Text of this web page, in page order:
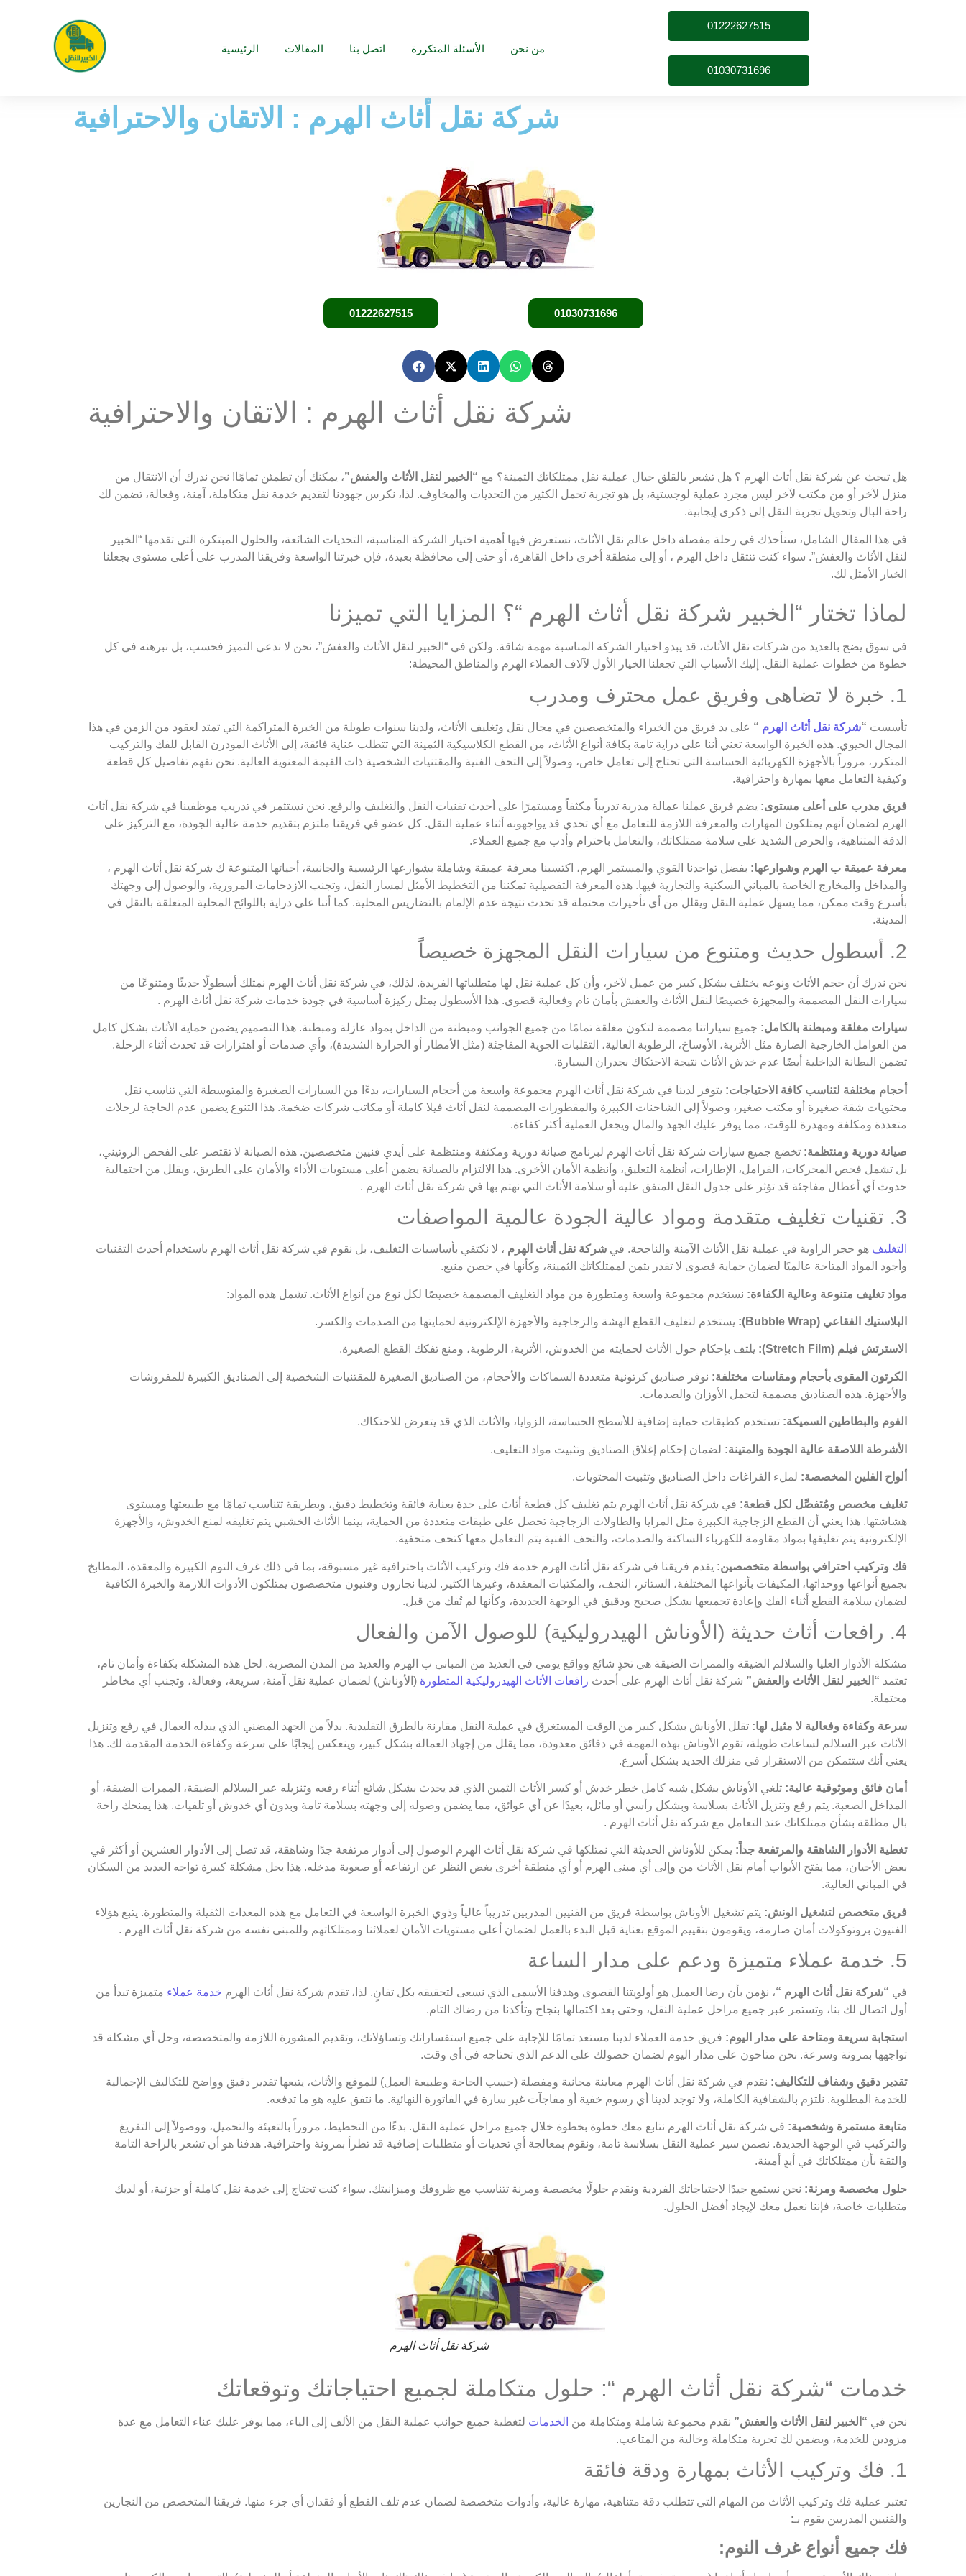
الرئيسية المقالات اتصل بنا الأسئلة المتكررة من نحن
01222627515
01030731696
شركة نقل أثاث الهرم : الاتقان والاحترافية
01222627515 01030731696
شركة نقل أثاث الهرم : الاتقان والاحترافية
هل تبحث عن شركة نقل أثاث الهرم ؟ هل تشعر بالقلق حيال عملية نقل ممتلكاتك الثمينة؟ مع “الخبير لنقل الأثاث والعفش”، يمكنك أن تطمئن تمامًا! نحن ندرك أن الانتقال من
منزل لآخر أو من مكتب لآخر ليس مجرد عملية لوجستية، بل هو تجربة تحمل الكثير من التحديات والمخاوف. لذا، نكرس جهودنا لتقديم خدمة نقل متكاملة، آمنة، وفعالة، تضمن لك
راحة البال وتحويل تجربة النقل إلى ذكرى إيجابية.
في هذا المقال الشامل، سنأخذك في رحلة مفصلة داخل عالم نقل الأثاث، نستعرض فيها أهمية اختيار الشركة المناسبة، التحديات الشائعة، والحلول المبتكرة التي تقدمها “الخبير
لنقل الأثاث والعفش”. سواء كنت تنتقل داخل الهرم ، أو إلى منطقة أخرى داخل القاهرة، أو حتى إلى محافظة بعيدة، فإن خبرتنا الواسعة وفريقنا المدرب على أعلى مستوى يجعلنا
الخيار الأمثل لك.
لماذا تختار “الخبير شركة نقل أثاث الهرم “؟ المزايا التي تميزنا
في سوق يضج بالعديد من شركات نقل الأثاث، قد يبدو اختيار الشركة المناسبة مهمة شاقة. ولكن في “الخبير لنقل الأثاث والعفش”، نحن لا ندعي التميز فحسب، بل نبرهنه في كل
خطوة من خطوات عملية النقل. إليك الأسباب التي تجعلنا الخيار الأول لآلاف العملاء الهرم والمناطق المحيطة:
1. خبرة لا تضاهى وفريق عمل محترف ومدرب
تأسست “شركة نقل أثاث الهرم “ على يد فريق من الخبراء والمتخصصين في مجال نقل وتغليف الأثاث، ولدينا سنوات طويلة من الخبرة المتراكمة التي تمتد لعقود من الزمن في هذا
المجال الحيوي. هذه الخبرة الواسعة تعني أننا على دراية تامة بكافة أنواع الأثاث، من القطع الكلاسيكية الثمينة التي تتطلب عناية فائقة، إلى الأثاث المودرن القابل للفك والتركيب
المتكرر، مروراً بالأجهزة الكهربائية الحساسة التي تحتاج إلى تعامل خاص، وصولاً إلى التحف الفنية والمقتنيات الشخصية ذات القيمة المعنوية العالية. نحن نفهم تفاصيل كل قطعة
وكيفية التعامل معها بمهارة واحترافية.
فريق مدرب على أعلى مستوى: يضم فريق عملنا عمالة مدربة تدريباً مكثفاً ومستمرًا على أحدث تقنيات النقل والتغليف والرفع. نحن نستثمر في تدريب موظفينا في شركة نقل أثاث
الهرم لضمان أنهم يمتلكون المهارات والمعرفة اللازمة للتعامل مع أي تحدي قد يواجهونه أثناء عملية النقل. كل عضو في فريقنا ملتزم بتقديم خدمة عالية الجودة، مع التركيز على
الدقة المتناهية، والحرص الشديد على سلامة ممتلكاتك، والتعامل باحترام وأدب مع جميع العملاء.
معرفة عميقة ب الهرم وشوارعها: بفضل تواجدنا القوي والمستمر الهرم، اكتسبنا معرفة عميقة وشاملة بشوارعها الرئيسية والجانبية، أحيائها المتنوعة ك شركة نقل أثاث الهرم ،
والمداخل والمخارج الخاصة بالمباني السكنية والتجارية فيها. هذه المعرفة التفصيلية تمكننا من التخطيط الأمثل لمسار النقل، وتجنب الازدحامات المرورية، والوصول إلى وجهتك
بأسرع وقت ممكن، مما يسهل عملية النقل ويقلل من أي تأخيرات محتملة قد تحدث نتيجة عدم الإلمام بالتضاريس المحلية. كما أننا على دراية باللوائح المحلية المتعلقة بالنقل في
المدينة.
2. أسطول حديث ومتنوع من سيارات النقل المجهزة خصيصاً
نحن ندرك أن حجم الأثاث ونوعه يختلف بشكل كبير من عميل لآخر، وأن كل عملية نقل لها متطلباتها الفريدة. لذلك، في شركة نقل أثاث الهرم نمتلك أسطولًا حديثًا ومتنوعًا من
سيارات النقل المصممة والمجهزة خصيصًا لنقل الأثاث والعفش بأمان تام وفعالية قصوى. هذا الأسطول يمثل ركيزة أساسية في جودة خدمات شركة نقل أثاث الهرم .
سيارات مغلقة ومبطنة بالكامل: جميع سياراتنا مصممة لتكون مغلقة تمامًا من جميع الجوانب ومبطنة من الداخل بمواد عازلة ومبطنة. هذا التصميم يضمن حماية الأثاث بشكل كامل
من العوامل الخارجية الضارة مثل الأتربة، الأوساخ، الرطوبة العالية، التقلبات الجوية المفاجئة (مثل الأمطار أو الحرارة الشديدة)، وأي صدمات أو اهتزازات قد تحدث أثناء الرحلة.
تضمن البطانة الداخلية أيضًا عدم خدش الأثاث نتيجة الاحتكاك بجدران السيارة.
أحجام مختلفة لتناسب كافة الاحتياجات: يتوفر لدينا في شركة نقل أثاث الهرم مجموعة واسعة من أحجام السيارات، بدءًا من السيارات الصغيرة والمتوسطة التي تناسب نقل
محتويات شقة صغيرة أو مكتب صغير، وصولاً إلى الشاحنات الكبيرة والمقطورات المصممة لنقل أثاث فيلا كاملة أو مكاتب شركات ضخمة. هذا التنوع يضمن عدم الحاجة لرحلات
متعددة ومكلفة ومهدرة للوقت، مما يوفر عليك الجهد والمال ويجعل العملية أكثر كفاءة.
صيانة دورية ومنتظمة: تخضع جميع سيارات شركة نقل أثاث الهرم لبرنامج صيانة دورية ومكثفة ومنتظمة على أيدي فنيين متخصصين. هذه الصيانة لا تقتصر على الفحص الروتيني،
بل تشمل فحص المحركات، الفرامل، الإطارات، أنظمة التعليق، وأنظمة الأمان الأخرى. هذا الالتزام بالصيانة يضمن أعلى مستويات الأداء والأمان على الطريق، ويقلل من احتمالية
حدوث أي أعطال مفاجئة قد تؤثر على جدول النقل المتفق عليه أو سلامة الأثاث التي نهتم بها في شركة نقل أثاث الهرم .
3. تقنيات تغليف متقدمة ومواد عالية الجودة عالمية المواصفات
التغليف هو حجر الزاوية في عملية نقل الأثاث الآمنة والناجحة. في شركة نقل أثاث الهرم ، لا نكتفي بأساسيات التغليف، بل نقوم في شركة نقل أثاث الهرم باستخدام أحدث التقنيات
وأجود المواد المتاحة عالميًا لضمان حماية قصوى لا تقدر بثمن لممتلكاتك الثمينة، وكأنها في حصن منيع.
مواد تغليف متنوعة وعالية الكفاءة: نستخدم مجموعة واسعة ومتطورة من مواد التغليف المصممة خصيصًا لكل نوع من أنواع الأثاث. تشمل هذه المواد:
البلاستيك الفقاعي (Bubble Wrap): يستخدم لتغليف القطع الهشة والزجاجية والأجهزة الإلكترونية لحمايتها من الصدمات والكسر.
الاسترتش فيلم (Stretch Film): يلتف بإحكام حول الأثاث لحمايته من الخدوش، الأتربة، الرطوبة، ومنع تفكك القطع الصغيرة.
الكرتون المقوى بأحجام ومقاسات مختلفة: نوفر صناديق كرتونية متعددة السماكات والأحجام، من الصناديق الصغيرة للمقتنيات الشخصية إلى الصناديق الكبيرة للمفروشات
والأجهزة. هذه الصناديق مصممة لتحمل الأوزان والصدمات.
الفوم والبطاطين السميكة: تستخدم كطبقات حماية إضافية للأسطح الحساسة، الزوايا، والأثاث الذي قد يتعرض للاحتكاك.
الأشرطة اللاصقة عالية الجودة والمتينة: لضمان إحكام إغلاق الصناديق وتثبيت مواد التغليف.
ألواح الفلين المخصصة: لملء الفراغات داخل الصناديق وتثبيت المحتويات.
تغليف مخصص ومُتفصِّل لكل قطعة: في شركة نقل أثاث الهرم يتم تغليف كل قطعة أثاث على حدة بعناية فائقة وتخطيط دقيق، وبطريقة تتناسب تمامًا مع طبيعتها ومستوى
هشاشتها. هذا يعني أن القطع الزجاجية الكبيرة مثل المرايا والطاولات الزجاجية تحصل على طبقات متعددة من الحماية، بينما الأثاث الخشبي يتم تغليفه لمنع الخدوش، والأجهزة
الإلكترونية يتم تغليفها بمواد مقاومة للكهرباء الساكنة والصدمات، والتحف الفنية يتم التعامل معها كتحف متحفية.
فك وتركيب احترافي بواسطة متخصصين: يقدم فريقنا في شركة نقل أثاث الهرم خدمة فك وتركيب الأثاث باحترافية غير مسبوقة، بما في ذلك غرف النوم الكبيرة والمعقدة، المطابخ
بجميع أنواعها ووحداتها، المكيفات بأنواعها المختلفة، الستائر، النجف، والمكتبات المعقدة، وغيرها الكثير. لدينا نجارون وفنيون متخصصون يمتلكون الأدوات اللازمة والخبرة الكافية
لضمان سلامة القطع أثناء الفك وإعادة تجميعها بشكل صحيح ودقيق في الوجهة الجديدة، وكأنها لم تُفك من قبل.
4. رافعات أثاث حديثة (الأوناش الهيدروليكية) للوصول الآمن والفعال
مشكلة الأدوار العليا والسلالم الضيقة والممرات الضيقة هي تحدٍ شائع وواقع يومي في العديد من المباني ب الهرم والعديد من المدن المصرية. لحل هذه المشكلة بكفاءة وأمان تام،
تعتمد “الخبير لنقل الأثاث والعفش” شركة نقل أثاث الهرم على أحدث رافعات الأثاث الهيدروليكية المتطورة (الأوناش) لضمان عملية نقل آمنة، سريعة، وفعالة، وتجنب أي مخاطر
محتملة.
سرعة وكفاءة وفعالية لا مثيل لها: تقلل الأوناش بشكل كبير من الوقت المستغرق في عملية النقل مقارنة بالطرق التقليدية. بدلاً من الجهد المضني الذي يبذله العمال في رفع وتنزيل
الأثاث عبر السلالم لساعات طويلة، تقوم الأوناش بهذه المهمة في دقائق معدودة، مما يقلل من إجهاد العمالة بشكل كبير، وينعكس إيجابًا على سرعة وكفاءة الخدمة المقدمة لك. هذا
يعني أنك ستتمكن من الاستقرار في منزلك الجديد بشكل أسرع.
أمان فائق وموثوقية عالية: تلغي الأوناش بشكل شبه كامل خطر خدش أو كسر الأثاث الثمين الذي قد يحدث بشكل شائع أثناء رفعه وتنزيله عبر السلالم الضيقة، الممرات الضيقة، أو
المداخل الصعبة. يتم رفع وتنزيل الأثاث بسلاسة وبشكل رأسي أو مائل، بعيدًا عن أي عوائق، مما يضمن وصوله إلى وجهته بسلامة تامة وبدون أي خدوش أو تلفيات. هذا يمنحك راحة
بال مطلقة بشأن ممتلكاتك عند التعامل مع شركة نقل أثاث الهرم .
تغطية الأدوار الشاهقة والمرتفعة جداً: يمكن للأوناش الحديثة التي نمتلكها في شركة نقل أثاث الهرم الوصول إلى أدوار مرتفعة جدًا وشاهقة، قد تصل إلى الأدوار العشرين أو أكثر في
بعض الأحيان، مما يفتح الأبواب أمام نقل الأثاث من وإلى أي مبنى الهرم أو أي منطقة أخرى بغض النظر عن ارتفاعه أو صعوبة مدخله. هذا يحل مشكلة كبيرة تواجه العديد من السكان
في المباني العالية.
فريق متخصص لتشغيل الونش: يتم تشغيل الأوناش بواسطة فريق من الفنيين المدربين تدريباً عالياً وذوي الخبرة الواسعة في التعامل مع هذه المعدات الثقيلة والمتطورة. يتبع هؤلاء
الفنيون بروتوكولات أمان صارمة، ويقومون بتقييم الموقع بعناية قبل البدء بالعمل لضمان أعلى مستويات الأمان لعملائنا وممتلكاتهم وللمبنى نفسه من شركة نقل أثاث الهرم .
5. خدمة عملاء متميزة ودعم على مدار الساعة
في “شركة نقل أثاث الهرم “، نؤمن بأن رضا العميل هو أولويتنا القصوى وهدفنا الأسمى الذي نسعى لتحقيقه بكل تفانٍ. لذا، تقدم شركة نقل أثاث الهرم خدمة عملاء متميزة تبدأ من
أول اتصال لك بنا، وتستمر عبر جميع مراحل عملية النقل، وحتى بعد اكتمالها بنجاح وتأكدنا من رضاك التام.
استجابة سريعة ومتاحة على مدار اليوم: فريق خدمة العملاء لدينا مستعد تمامًا للإجابة على جميع استفساراتك وتساؤلاتك، وتقديم المشورة اللازمة والمتخصصة، وحل أي مشكلة قد
تواجهها بمرونة وسرعة. نحن متاحون على مدار اليوم لضمان حصولك على الدعم الذي تحتاجه في أي وقت.
تقدير دقيق وشفاف للتكاليف: نقدم في شركة نقل أثاث الهرم معاينة مجانية ومفصلة (حسب الحاجة وطبيعة العمل) للموقع والأثاث، يتبعها تقدير دقيق وواضح للتكاليف الإجمالية
للخدمة المطلوبة. نلتزم بالشفافية الكاملة، ولا توجد لدينا أي رسوم خفية أو مفاجآت غير سارة في الفاتورة النهائية. ما نتفق عليه هو ما تدفعه.
متابعة مستمرة وشخصية: في شركة نقل أثاث الهرم نتابع معك خطوة بخطوة خلال جميع مراحل عملية النقل. بدءًا من التخطيط، مروراً بالتعبئة والتحميل، ووصولاً إلى التفريغ
والتركيب في الوجهة الجديدة. نضمن سير عملية النقل بسلاسة تامة، ونقوم بمعالجة أي تحديات أو متطلبات إضافية قد تطرأ بمرونة واحترافية. هدفنا هو أن تشعر بالراحة التامة
والثقة بأن ممتلكاتك في أيدٍ أمينة.
حلول مخصصة ومرنة: نحن نستمع جيدًا لاحتياجاتك الفردية ونقدم حلولًا مخصصة ومرنة تتناسب مع ظروفك وميزانيتك. سواء كنت تحتاج إلى خدمة نقل كاملة أو جزئية، أو لديك
متطلبات خاصة، فإننا نعمل معك لإيجاد أفضل الحلول.
شركة نقل أثاث الهرم
خدمات “شركة نقل أثاث الهرم “: حلول متكاملة لجميع احتياجاتك وتوقعاتك
نحن في “الخبير لنقل الأثاث والعفش” نقدم مجموعة شاملة ومتكاملة من الخدمات لتغطية جميع جوانب عملية النقل من الألف إلى الياء، مما يوفر عليك عناء التعامل مع عدة
مزودين للخدمة، ويضمن لك تجربة متكاملة وخالية من المتاعب.
1. فك وتركيب الأثاث بمهارة ودقة فائقة
تعتبر عملية فك وتركيب الأثاث من المهام التي تتطلب دقة متناهية، مهارة عالية، وأدوات متخصصة لضمان عدم تلف القطع أو فقدان أي جزء منها. فريقنا المتخصص من النجارين
والفنيين المدربين يقوم بـ:
فك جميع أنواع غرف النوم: